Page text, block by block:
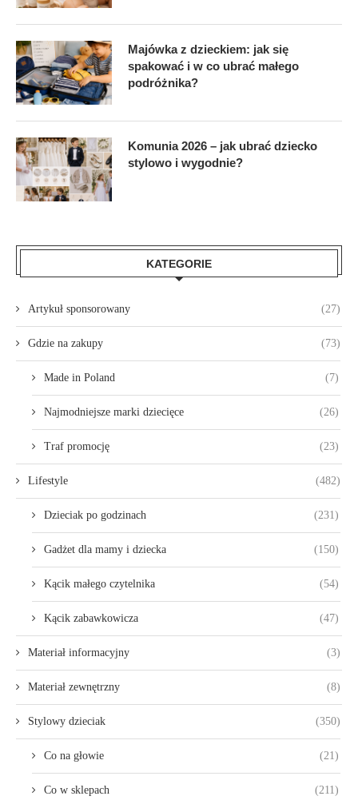
Majówka z dzieckiem: jak się
spakować i w co ubrać małego
podróżnika?
Komunia 2026 – jak ubrać dziecko
stylowo i wygodnie?
KATEGORIE
Artykuł sponsorowany (27)
Gdzie na zakupy (73)
Made in Poland (7)
Najmodniejsze marki dziecięce (26)
Traf promocję (23)
Lifestyle (482)
Dzieciak po godzinach (231)
Gadżet dla mamy i dziecka (150)
Kącik małego czytelnika (54)
Kącik zabawkowicza (47)
Materiał informacyjny (3)
Materiał zewnętrzny (8)
Stylowy dzieciak (350)
Co na głowie (21)
Co w sklepach (211)